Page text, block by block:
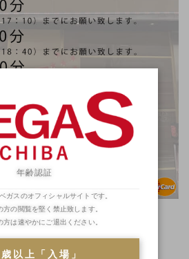
業時間
年齢認証
スのオフィシャルサイトです。
方の閲覧を堅く禁止致します。
方は速やかにご退出ください。
以上「入場」